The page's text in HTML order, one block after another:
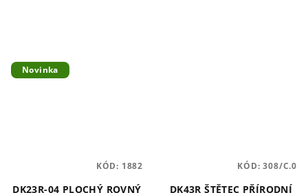
Novinka
DK23R-04 PLOCHÝ ROVNÝ
KÓD: 1882
DK43R ŠTĚTEC PŘÍRODNÍ
KÓD:308/C.0